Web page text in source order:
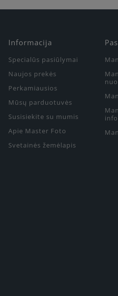
Informacija
Specialūs pasiūlymai
Naujos prekės
Perkamiausios
Mūsų parduotuvės
Susisiekite su mumis
Apie Master Foto
Svetainės žemėlapis